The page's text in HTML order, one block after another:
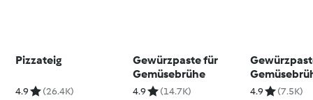
Pizzateig
4.9 (26.4K)
Gewürzpaste für
Gemüsebrühe
4.9 (14.7K) 4.9 (7.5K)